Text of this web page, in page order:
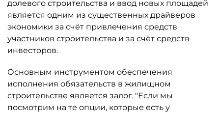
долевого строительства и ввод новых площадей
является одним из существенных драйверов
экономики за счёт привлечения средств
участников строительства и за счёт средств
инвесторов.
Основным инструментом обеспечения
исполнения обязательств в жилищном
строительстве является залог. "Если мы
посмотрим на те опции, которые есть у